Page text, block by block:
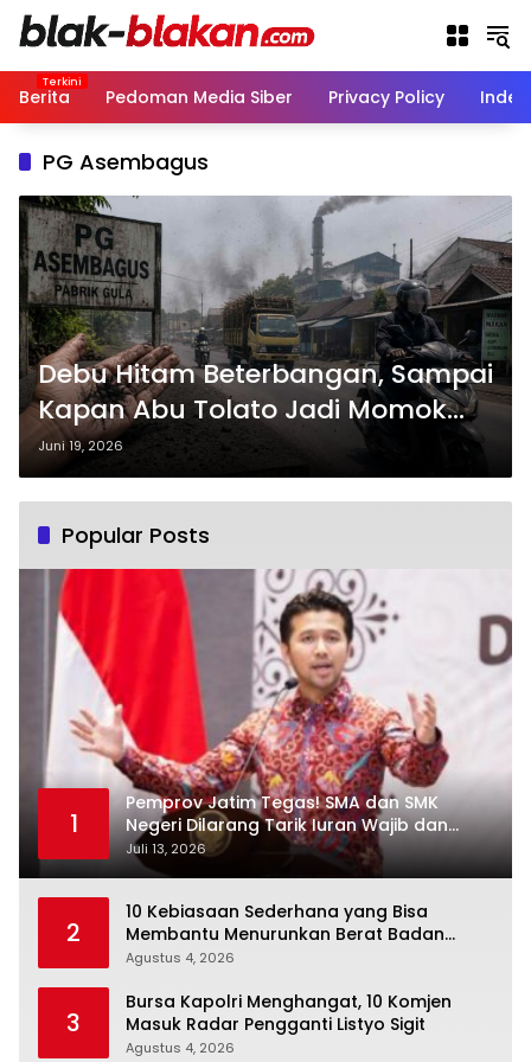
Langsung
Berita
Pedoman Media Siber Privacy Policy
PG Asembagus
Debu Hitam Beterbangan, Sampai
Kapan Abu Tolato Jadi Momok
Warga Asembagus?
Juni 19, 2026
Popular Posts
1
Pemprov Jatim Tegas! SMA dan SMK
Negeri Dilarang Tarik Iuran Wajib dan
Paksa Beli Seragam
Juli 13, 2026
2
10 Kebiasaan Sederhana yang Bisa
Membantu Menurunkan Berat Badan
Secara Konsisten
Agustus 4, 2026
3
Bursa Kapolri Menghangat, 10 Komjen
Masuk Radar Pengganti Listyo Sigit
Agustus 4, 2026